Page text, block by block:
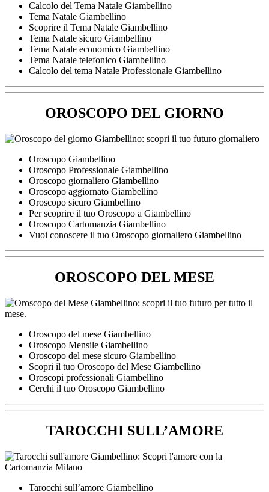
Calcolo del Tema Natale Giambellino
Tema Natale Giambellino
Scoprire il Tema Natale Giambellino
Tema Natale sicuro Giambellino
Tema Natale economico Giambellino
Tema Natale telefonico Giambellino
Calcolo del tema Natale Professionale Giambellino
OROSCOPO DEL GIORNO
Oroscopo Giambellino
Oroscopo Professionale Giambellino
Oroscopo giornaliero Giambellino
Oroscopo aggiornato Giambellino
Oroscopo sicuro Giambellino
Per scoprire il tuo Oroscopo a Giambellino
Oroscopo Cartomanzia Giambellino
Vuoi conoscere il tuo Oroscopo giornaliero Giambellino
OROSCOPO DEL MESE
Oroscopo del mese Giambellino
Oroscopo Mensile Giambellino
Oroscopo del mese sicuro Giambellino
Scopri il tuo Oroscopo del Mese Giambellino
Oroscopi professionali Giambellino
Cerchi il tuo Oroscopo Giambellino
TAROCCHI SULL’AMORE
Tarocchi sull’amore Giambellino